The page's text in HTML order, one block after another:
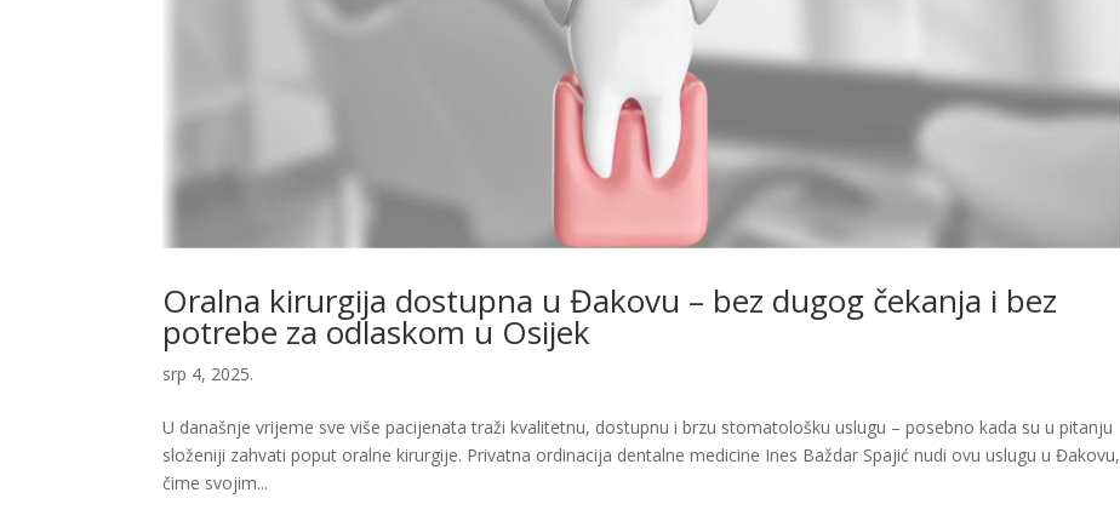
Oralna kirurgija dostupna u Đakovu – bez dugog čekanja i bez
potrebe za odlaskom u Osijek
srp 4, 2025.
U današnje vrijeme sve više pacijenata traži kvalitetnu, dostupnu i brzu stomatološku uslugu – posebno kada su u pitanju
složeniji zahvati poput oralne kirurgije. Privatna ordinacija dentalne medicine Ines Baždar Spajić nudi ovu uslugu u Đakovu,
čime svojim...